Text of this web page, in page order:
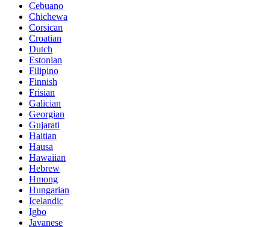
Cebuano
Chichewa
Corsican
Croatian
Dutch
Estonian
Filipino
Finnish
Frisian
Galician
Georgian
Gujarati
Haitian
Hausa
Hawaiian
Hebrew
Hmong
Hungarian
Icelandic
Igbo
Javanese